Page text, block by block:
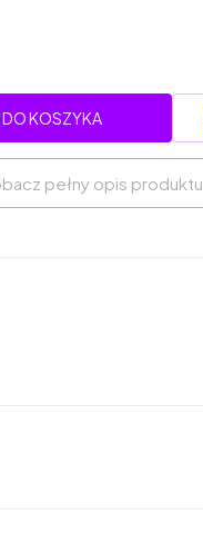
KOSZYKA
pełny opis produktu